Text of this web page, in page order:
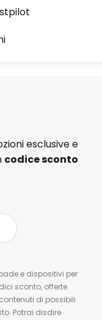
esclusive e
codice sconto
e dispositivi per
sconto, offerte
di possibili
Potrai disdire